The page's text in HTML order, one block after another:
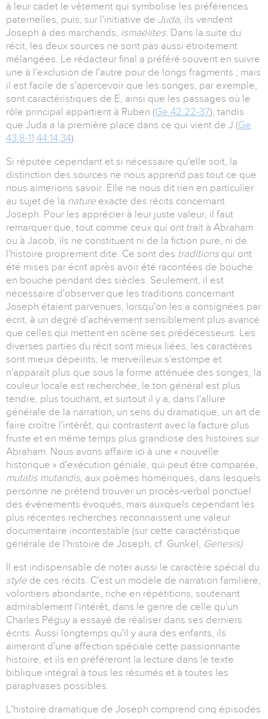
à leur cadet le vêtement qui symbolise les préférences
paternelles, puis, sur l'initiative de Juda, ils vendent
Joseph à des marchands, ismaélites. Dans la suite du
récit, les deux sources ne sont pas aussi étroitement
mélangées. Le rédacteur final a préféré souvent en suivre
une à l'exclusion de l'autre pour de longs fragments ; mais
il est facile de s'apercevoir que les songes, par exemple,
sont caractéristiques de E, ainsi que les passages où le
rôle principal appartient à Ruben (Ge 42:22-37), tandis
que Juda a la première place dans ce qui vient de J (Ge
43:8-11 44:14,34).
Si réputée cependant et si nécessaire qu'elle soit, la
distinction des sources ne nous apprend pas tout ce que
nous aimerions savoir. Elle ne nous dit rien en particulier
au sujet de la nature exacte des récits concernant
Joseph. Pour les apprécier à leur juste valeur, il faut
remarquer que, tout comme ceux qui ont trait à Abraham
ou à Jacob, ils ne constituent ni de la fiction pure, ni de
l'histoire proprement dite. Ce sont des traditions qui ont
été mises par écrit après avoir été racontées de bouche
en bouche pendant des siècles. Seulement, il est
nécessaire d'observer que les traditions concernant
Joseph étaient parvenues, lorsqu'on les a consignées par
écrit, à un degré d'achèvement sensiblement plus avancé
que celles qui mettent en scène ses prédécesseurs. Les
diverses parties du récit sont mieux liées, les caractères
sont mieux dépeints, le merveilleux s'estompe et
n'apparaît plus que sous la forme atténuée des songes, la
couleur locale est recherchée, le ton général est plus
tendre, plus touchant, et surtout il y a, dans l'allure
générale de la narration, un sens du dramatique, un art de
faire croître l'intérêt, qui contrastent avec la facture plus
fruste et en même temps plus grandiose des histoires sur
Abraham. Nous avons affaire ici à une « nouvelle
historique » d'exécution géniale, qui peut être comparée,
mutatis mutandis, aux poèmes homériques, dans lesquels
personne ne prétend trouver un procès-verbal ponctuel
des événements évoqués, mais auxquels cependant les
plus récentes recherches reconnaissent une valeur
documentaire incontestable (sur cette caractéristique
générale de l'histoire de Joseph, cf. Gunkel, Genesis)
Il est indispensable de noter aussi le caractère spécial du
style de ces récits. C'est un modèle de narration familière,
volontiers abondante, riche en répétitions, soutenant
admirablement l'intérêt, dans le genre de celle qu'un
Charles Péguy a essayé de réaliser dans ses derniers
écrits. Aussi longtemps qu'il y aura des enfants, ils
aimeront d'une affection spéciale cette passionnante
histoire, et ils en préféreront la lecture dans le texte
biblique intégral à tous les résumés et à toutes les
paraphrases possibles.
L'histoire dramatique de Joseph comprend cinq épisodes